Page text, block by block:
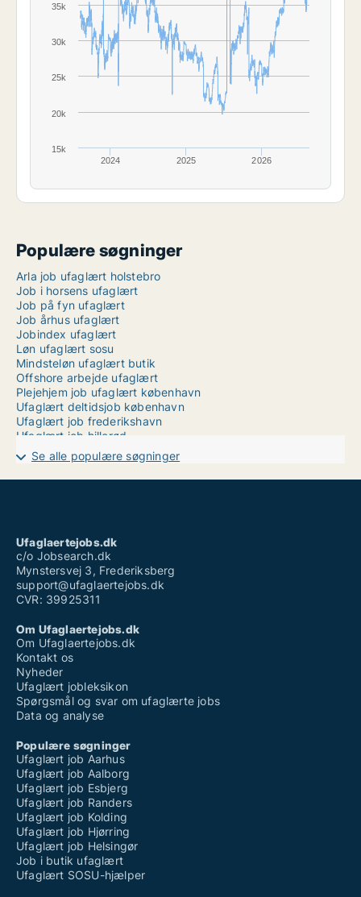
2024 2025 2026
15k
20k
25k
30k
35k
Populære søgninger
Arla job ufaglært holstebro
Job i horsens ufaglært
Job på fyn ufaglært
Job århus ufaglært
Jobindex ufaglært
Løn ufaglært sosu
Mindsteløn ufaglært butik
Offshore arbejde ufaglært
Plejehjem job ufaglært københavn
Ufaglært deltidsjob københavn
Ufaglært job frederikshavn
Ufaglært job hillerød
Ufaglært job skive
Ufaglært job thisted
Ufaglært job tønder
Ufaglært sosu
Vikar sosu ufaglært
Se alle populære søgninger
Ufaglaertejobs.dk
c/o Jobsearch.dk
Mynstersvej 3, Frederiksberg
support@ufaglaertejobs.dk
CVR: 39925311
Om Ufaglaertejobs.dk
Om Ufaglaertejobs.dk
Kontakt os
Nyheder
Ufaglært jobleksikon
Spørgsmål og svar om ufaglærte jobs
Data og analyse
Populære søgninger
Ufaglært job Aarhus
Ufaglært job Aalborg
Ufaglært job Esbjerg
Ufaglært job Randers
Ufaglært job Kolding
Ufaglært job Hjørring
Ufaglært job Helsingør
Job i butik ufaglært
Ufaglært SOSU-hjælper